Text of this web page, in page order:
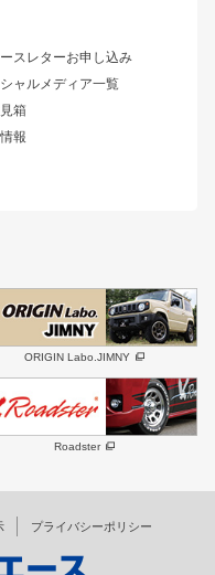
スレターお申し込み
ャルメディア一覧
箱
報
ル
ーロ
バン
D:5
家 鉄漢
ート
ナンスパーツ
RS NEO
ーガード
ORIGIN Labo.JIMNY
Roadster
プライバシーポリシー